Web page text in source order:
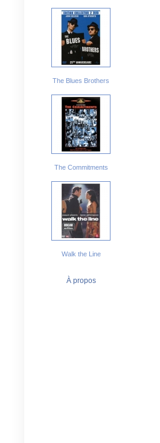
The Blues Brothers
The Commitments
Walk the Line
À propos